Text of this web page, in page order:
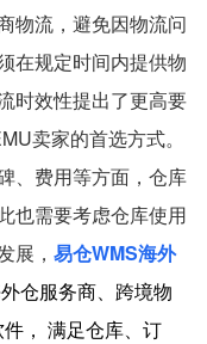
物流，避免因物流问
在规定时间内提供物
时效性提出了更高要
卖家的首选方式。
、费用等方面，仓库
也需要考虑仓库使用
展， 易仓WMS海外
仓服务商、跨境物
， 满足仓库、订